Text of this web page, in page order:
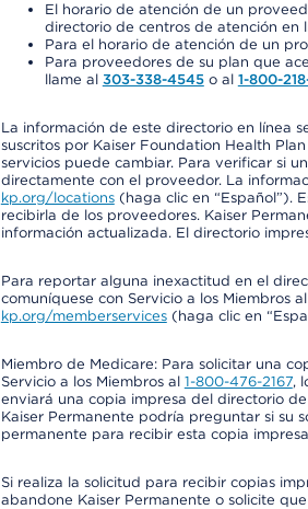
El horario de atención de un
directorio de centros de atención en
Para el horario de atención de un
Para proveedores de su plan que
llame al 303-338-4545o al 1-800-
La información de este directorio en línea
suscritos por Kaiser Foundation Health
servicios puede cambiar. Para verificar si
directamente con el proveedor. La
kp.org/locations(haga clic en “Español”).
recibirla de los proveedores. Kaiser
información actualizada. El directorio
Para reportar alguna inexactitud en el
comuníquese con Servicio a los Miembros al
kp.org/memberservices(haga clic en
Miembro de Medicare: Para solicitar una
Servicio a los Miembros al 1-800-476-2167,
enviará una copia impresa del directorio
Kaiser Permanente podría preguntar si su
permanente para recibir esta copia
Si realiza la solicitud para recibir copias
abandone Kaiser Permanente o solicite